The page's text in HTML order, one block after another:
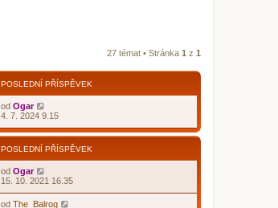
27 témat • Stránka 1 z 1
POSLEDNÍ PŘÍSPĚVEK
od Ogar
4. 7. 2024 9.15
POSLEDNÍ PŘÍSPĚVEK
od Ogar
15. 10. 2021 16.35
od The_Balrog